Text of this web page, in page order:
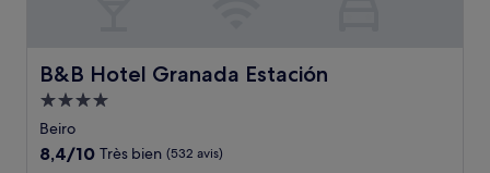
B&B Hotel Granada Estación
B&B Hotel Granada Estación
Hébergement
4.0 étoiles
Beiro
8.4
8,4/10 Très bien (532 avis)